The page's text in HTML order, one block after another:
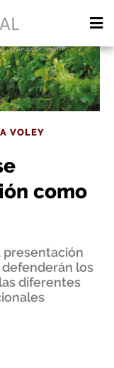
VOLEY
como
presentación
los
diferentes